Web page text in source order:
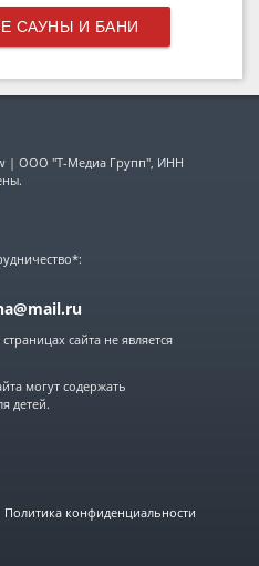
САУНЫ И БАНИ
| ООО "Т-Медиа Групп", ИНН
сайта не является
могут содержать
детей.
Политика конфиденциальности